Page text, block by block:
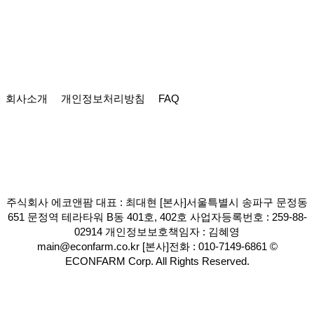
회사소개 개인정보처리방침 FAQ
주식회사 에코앤팜 대표 : 최대현 [본사]서울특별시 송파구 문정동
651 문정역 테라타워 B동 401호, 402호 사업자등록번호 : 259-88-
02914 개인정보보호책임자 : 김혜영
main@econfarm.co.kr [본사]전화 : 010-7149-6861 ©
ECONFARM Corp. All Rights Reserved.